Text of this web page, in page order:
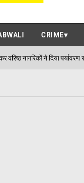
CRIME
पर्यावरण संरक्षण का संदेश